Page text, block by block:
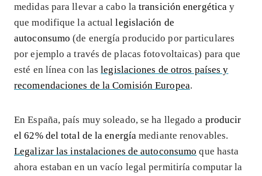
medidas para llevar a cabo latransición energética y
que modifique la actuallegislación de
autoconsumo (de energía producido por particulares
por ejemplo a través de placas fotovoltaicas) para que
esté en línea con laslegislaciones de otros países y
recomendaciones de la Comisión Europea.
En España, país muy soleado, se ha llegado a producir
el 62% del total de la energía mediante renovables.
Legalizar las instalaciones de autoconsumo que hasta
ahora estaban en un vacío legal permitiría computar la